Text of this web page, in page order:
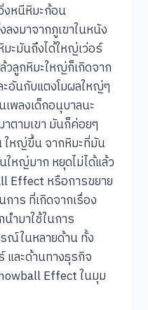
งหนีหิมะก้อน
งมาจากภูเขาในหนัง
มะมันถึงได้ใหญ่เว่อร์
ลูกหิมะใหญ่ก็เกิดจาก
อันกับแตงโมผลใหญ่ๆ
เพลงเด็กอนุบาลนะ
ตามเขา มันก็ค่อยๆ
ใหญ่ขึ้น จากหิมะที่มัน
หญ่มาก หยุดไม่ได้แล้ว
Effect หรือการขยาย
าร ที่เกิดจากเรื่อง
ำมาใช้ในการ
ณ์ในหลายด้าน ทั้ง
ละด้านทางธุรกิจ
Effect ในมุม